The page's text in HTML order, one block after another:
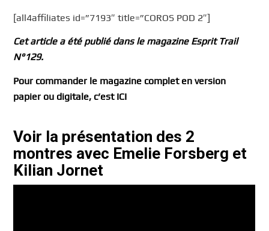
[all4affiliates id=”7193″ title=”COROS POD 2″]
Cet article a été publié dans le magazine Esprit Trail
N°129.
Pour commander le magazine complet en version
papier ou digitale, c’est ICI
Voir la présentation des 2
montres avec Emelie Forsberg et
Kilian Jornet